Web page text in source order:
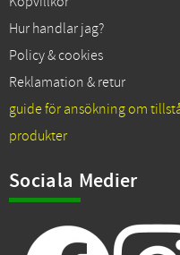
Hur handlar jag?
Policy & cookies
Reklamation & retur
guide för ansökning om
produkter
Sociala Medier